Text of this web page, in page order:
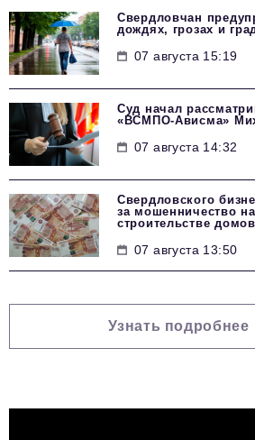
Свердловчан
дождях, грозах и
07 августа 15:19
Суд начал
«ВСМПО-Ависма»
07 августа 14:32
Свердловского
за мошенничество
строительстве домов
07 августа 13:50
Узнать подробнее